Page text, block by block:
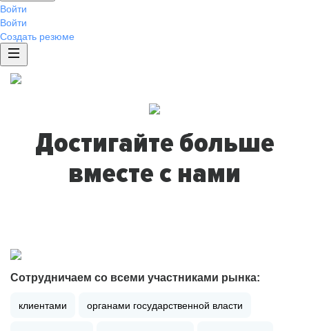
Войти
Войти
Создать резюме
Достигайте больше
вместе с нами
Сотрудничаем со всеми участниками рынка:
клиентами органами государственной власти